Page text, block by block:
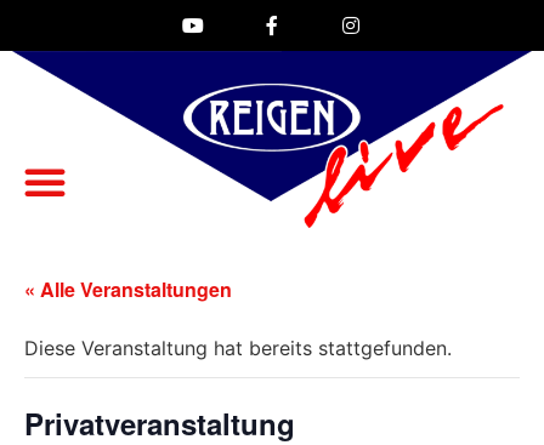
« Alle Veranstaltungen
Diese Veranstaltung hat bereits stattgefunden.
Privatveranstaltung